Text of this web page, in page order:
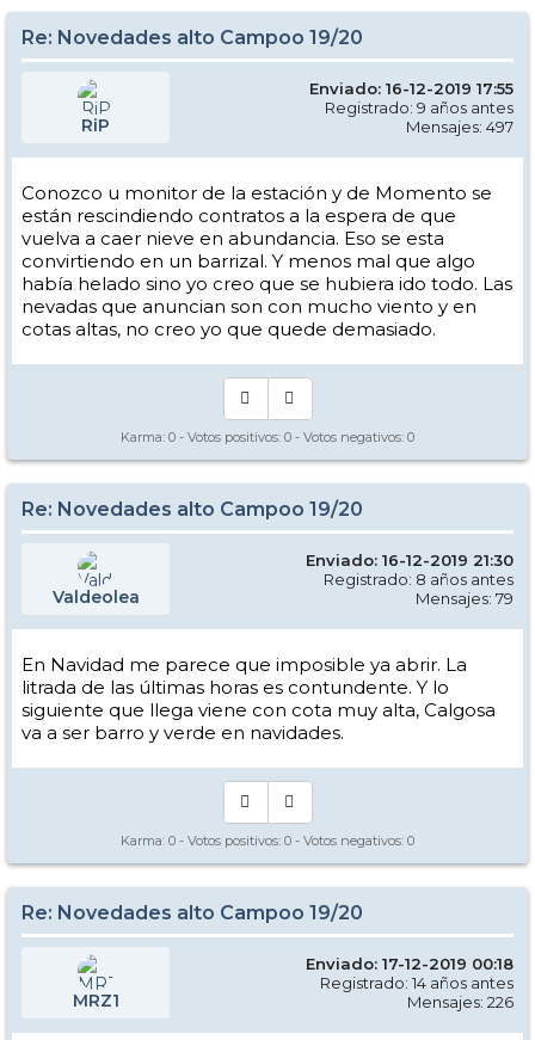
Re: Novedades alto Campoo 19/20
RiP
Enviado: 16-12-2019 17:55
Registrado: 9 años antes
Mensajes: 497
Conozco u monitor de la estación y de Momento se
están rescindiendo contratos a la espera de que
vuelva a caer nieve en abundancia. Eso se esta
convirtiendo en un barrizal. Y menos mal que algo
había helado sino yo creo que se hubiera ido todo. Las
nevadas que anuncian son con mucho viento y en
cotas altas, no creo yo que quede demasiado.
Karma: 0 - Votos positivos: 0 - Votos negativos: 0
Re: Novedades alto Campoo 19/20
Valdeolea
Enviado: 16-12-2019 21:30
Registrado: 8 años antes
Mensajes: 79
En Navidad me parece que imposible ya abrir. La
litrada de las últimas horas es contundente. Y lo
siguiente que llega viene con cota muy alta, Calgosa
va a ser barro y verde en navidades.
Karma: 0 - Votos positivos: 0 - Votos negativos: 0
Re: Novedades alto Campoo 19/20
MRZ1
Enviado: 17-12-2019 00:18
Registrado: 14 años antes
Mensajes: 226